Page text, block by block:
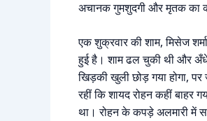
अचानक गुमशुदगी और मृतक का
एक शुक्रवार की शाम, मिसेज
हुई है। शाम ढल चुकी थी और
खिड़की खुली छोड़ गया होगा, पर
रहीं कि शायद रोहन कहीं
था। रोहन के कपड़े अलमारी में